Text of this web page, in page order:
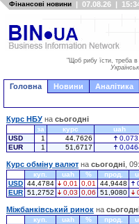
Фінансові новини | 07.08.26 |
"Щоб рибу їсти, треба в
Головна Новини Аналітика
Курс НБУ на сьогодні
за курс uah
USD
1 44,7626
EUR
1 51,6717
Курс обміну валют на сьогодні ,
куп. uah % прод.
USD 44,4784 0,01 0,01 44,9448
EUR 51,2752 0,03 0,06 51,9080
Міжбанківський ринок на
куп. uah % прод.